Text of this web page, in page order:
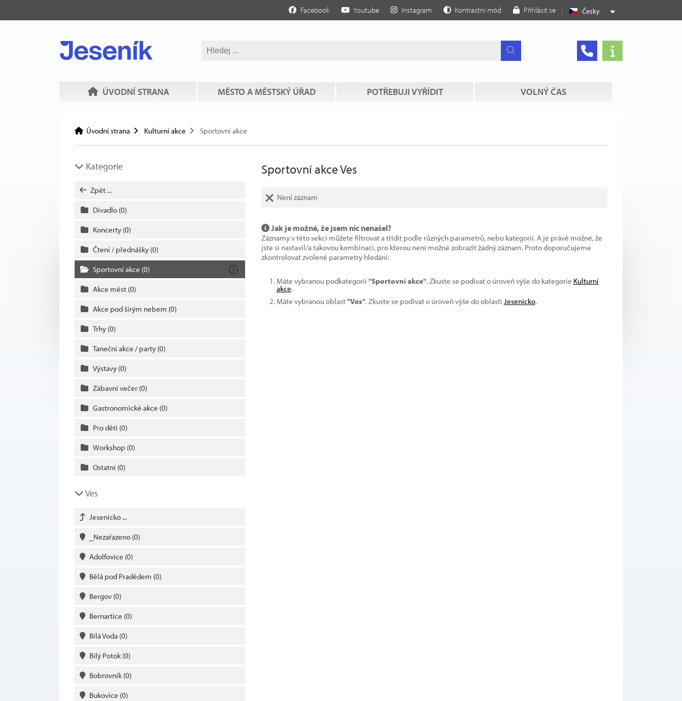
Česky
Facebook Youtube Instagram Kontrastní mód Přihlásit se
ÚVODNÍ STRANA MĚSTO A MĚSTSKÝ ÚŘAD POTŘEBUJI VYŘÍDIT VOLNÝ ČAS
Úvodní strana Kulturní akce Sportovní akce
Kategorie
Zpět ...
Divadlo (0)
Koncerty (0)
Čtení / přednášky (0)
Sportovní akce (0)
Akce měst (0)
Akce pod širým nebem (0)
Trhy (0)
Taneční akce / party (0)
Výstavy (0)
Zábavní večer (0)
Gastronomické akce (0)
Pro děti (0)
Workshop (0)
Ostatní (0)
Ves
Jesenicko ...
_Nezařazeno (0)
Adolfovice (0)
Bělá pod Pradědem (0)
Bergov (0)
Bernartice (0)
Bílá Voda (0)
Bílý Potok (0)
Bobrovník (0)
Bukovice (0)
Sportovní akce Ves
Není záznam
Jak je možné, že jsem nic nenašel?
Záznamy v této sekci můžete filtrovat a třídit podle různých parametrů, nebo kategorií. A je právě možné, že
jste si nastavil/a takovou kombinaci, pro kterou není možné zobrazit žádný záznam. Proto doporučujeme
zkontrolovat zvolené parametry hledání:
Máte vybranou podkategorii "Sportovní akce". Zkuste se podívat o úroveň výše do kategorie Kulturní
akce.
Máte vybranou oblast"Ves". Zkuste se podívat o úroveň výše do oblasti Jesenicko.